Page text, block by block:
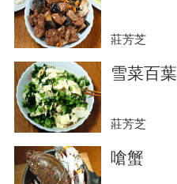
莊芳芝
雪菜百葉
莊芳芝
嗆蟹